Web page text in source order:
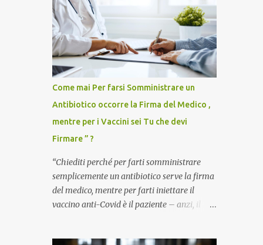
Come mai Per farsi Somministrare un
Antibiotico occorre la Firma del Medico ,
mentre per i Vaccini sei Tu che devi
Firmare ” ?
“Chiediti perché per farti somministrare
semplicemente un antibiotico serve la firma
del medico, mentre per farti iniettare il
vaccino anti-Covid è il paziente – anzi, il